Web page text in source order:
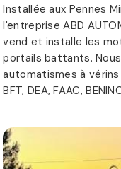
Installée aux Pennes
l'entreprise ABD
vend et installe les
portails battants.
automatismes à
BFT, DEA, FAAC,